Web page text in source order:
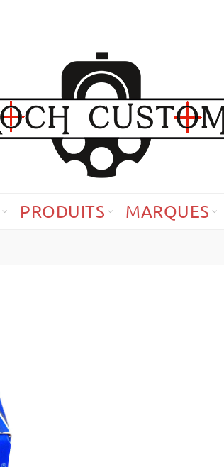
PRODUITS MARQUES